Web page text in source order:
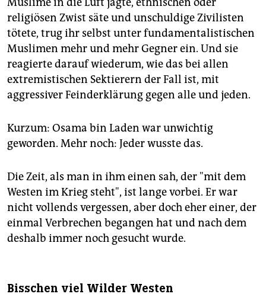
religiösen Zwist säte und unschuldige Zivilisten
tötete, trug ihr selbst unter fundamentalistischen
Muslimen mehr und mehr Gegner ein. Und sie
reagierte darauf wiederum, wie das bei allen
extremistischen Sektierern der Fall ist, mit
aggressiver Feinderklärung gegen alle und jeden.
Kurzum: Osama bin Laden war unwichtig
geworden. Mehr noch: Jeder wusste das.
Die Zeit, als man in ihm einen sah, der "mit dem
Westen im Krieg steht", ist lange vorbei. Er war
nicht vollends vergessen, aber doch eher einer, der
einmal Verbrechen begangen hat und nach dem
deshalb immer noch gesucht wurde.
Bisschen viel Wilder Westen